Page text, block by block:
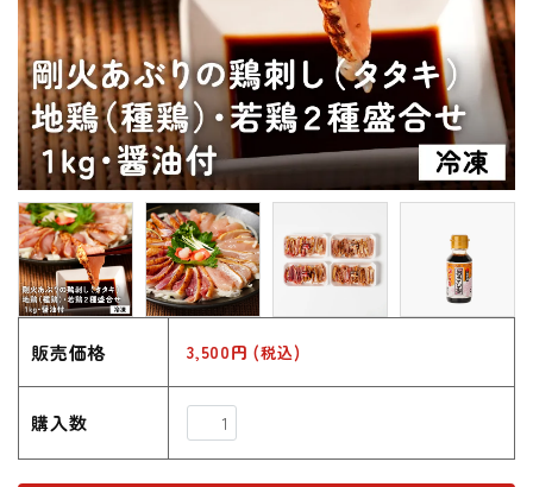
販売価格 3,500円 (税込)
購入数